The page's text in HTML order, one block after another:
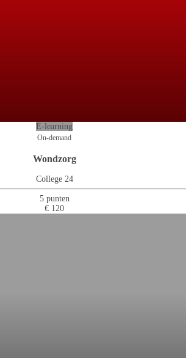
E-learning
On-demand
Wondzorg
College 24
5 punten
€ 120